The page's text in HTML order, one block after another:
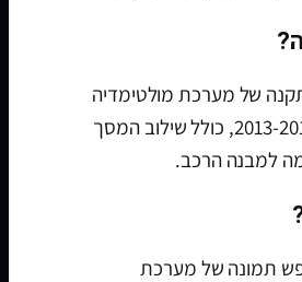
של מערכת מולטימדיה
ברכב טויוטה קורולה 2013-2018, כולל שילוב המסך
למבנה הרכב.
תמונה של מערכת